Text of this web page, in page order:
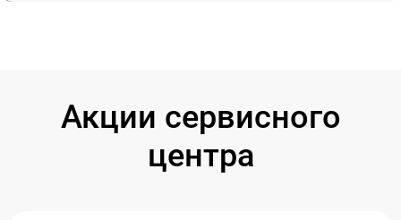
Акции сервисного
центра